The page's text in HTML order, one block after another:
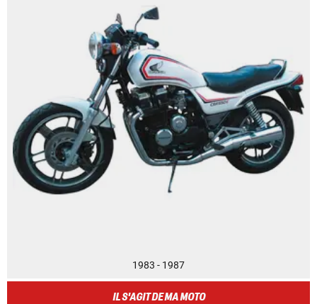
1983 - 1987
IL S'AGIT DE MA MOTO